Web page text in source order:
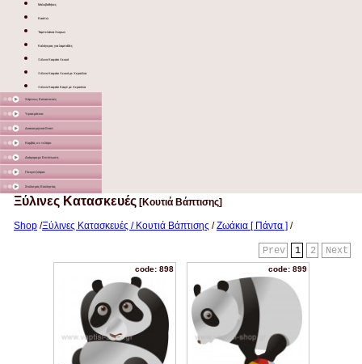
Μολυβοθήκες
Κασπώ
Ταμπελάκια Χώρων
Καλόγερος για λαμπάδες
Ξύλινο Καφάσι Λευκό
Ξύλινο Καφάσι Λευκό με Χερούλια
Ξύλινο Καφάσι Καφέ με Χερούλια
Χάρτινες Κατασκευές
Υφασμάτινα
Διακοσμητικά Σταντ
Καμβάς σε τελάρο
Διάφορα με Εκτύπωση
Γλειφιτζούρια
Στολισμός Εκκλησίας
Ξύλινες Κατασκευές [Κουτιά Βάπτισης]
Shop /Ξύλινες Κατασκευές / Κουτιά Βάπτισης /Ζωάκια [ Πάντα ] /
Next
2
1
Prev
code: 898 code: 899